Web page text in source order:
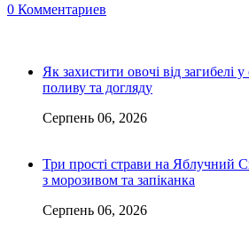
0 Комментариев
Як захистити овочі від загибелі
поливу та догляду
Серпень 06, 2026
Три прості страви на Яблучний
з морозивом та запіканка
Серпень 06, 2026